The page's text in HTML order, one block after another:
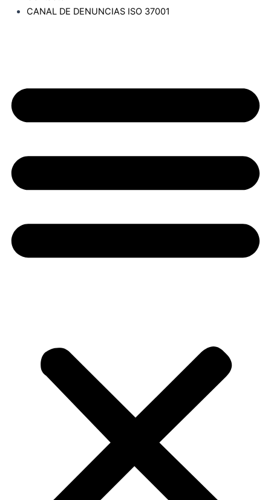
CANAL DE DENUNCIAS ISO 37001